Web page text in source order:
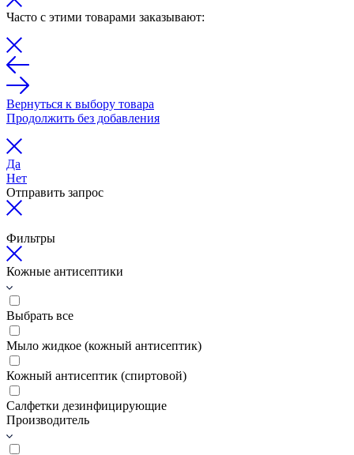
Часто с этими товарами заказывают:
Вернуться к выбору товара
Продолжить без добавления
Да
Нет
Отправить запрос
Фильтры
Кожные антисептики
Выбрать все
Мыло жидкое (кожный антисептик)
Кожный антисептик (спиртовой)
Салфетки дезинфицирующие
Производитель